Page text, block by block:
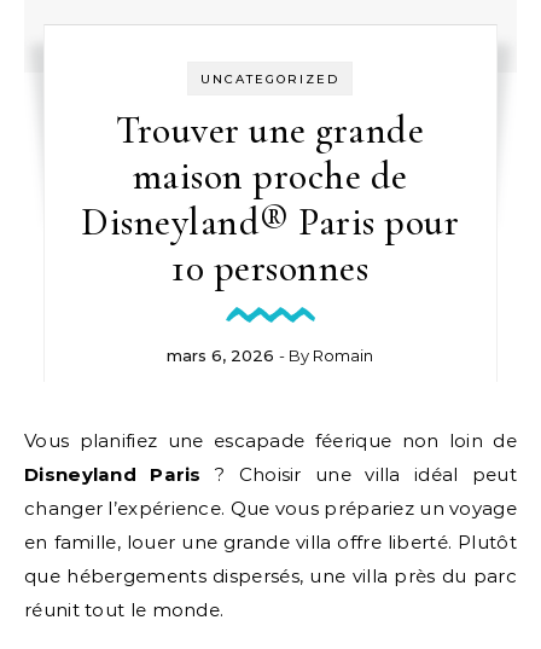
UNCATEGORIZED
Trouver une grande
maison proche de
Disneyland® Paris pour
10 personnes
mars 6, 2026 - By Romain
Vous planifiez une escapade féerique non loin de
Disneyland Paris ? Choisir une villa idéal peut
changer l’expérience. Que vous prépariez un voyage
en famille, louer une grande villa offre liberté. Plutôt
que hébergements dispersés, une villa près du parc
réunit tout le monde.